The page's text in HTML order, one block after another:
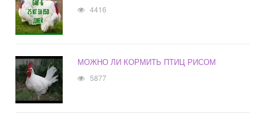
4416
МОЖНО ЛИ КОРМИТЬ ПТИЦ РИСОМ
5877